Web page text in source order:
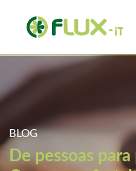
BLOG
De pessoas para